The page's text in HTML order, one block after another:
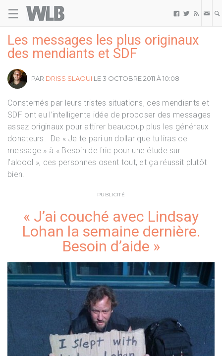
☰   
Les messages les plus originaux
des mendiants et SDF
PAR DRISS SLAOUI LE 3 OCTOBRE 2011 À 10:08
Consternés par leurs tristes situations, ces mendiants et
SDF ont eu l’intelligente idée de proposer des messages
assez originaux pour attirer beaucoup plus les généreux
donateurs. De « Je te pari un dollar que tu liras ce
message » à « Besoin de fric pour une étude sur
l’alcool », ces personnes osent tout, et ça réussit plutôt
bien.
PUBLICITÉ
« J’ai couché avec Lindsay
Lohan la semaine dernière.
Besoin d’aide »